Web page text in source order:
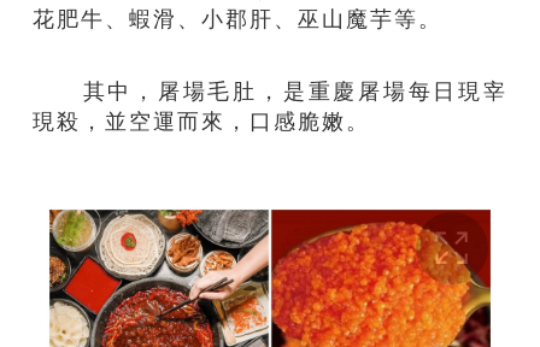
花肥牛、蝦滑、小郡肝、巫山魔芋等。
其中，屠場毛肚，是重慶屠場每日現宰
現殺，並空運而來，口感脆嫩。